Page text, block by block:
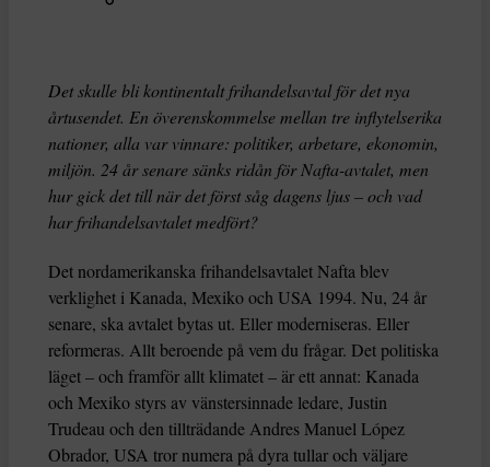
Det skulle bli kontinentalt frihandelsavtal för det nya
årtusendet. En överenskommelse mellan tre inflytelserika
nationer, alla var vinnare: politiker, arbetare, ekonomin,
miljön. 24 år senare sänks ridån för Nafta-avtalet, men
hur gick det till när det först såg dagens ljus – och vad
har frihandelsavtalet medfört?
Det nordamerikanska frihandelsavtalet Nafta blev
verklighet i Kanada, Mexiko och USA 1994. Nu, 24 år
senare, ska avtalet bytas ut. Eller moderniseras. Eller
reformeras. Allt beroende på vem du frågar. Det politiska
läget – och framför allt klimatet – är ett annat: Kanada
och Mexiko styrs av vänstersinnade ledare, Justin
Trudeau och den tillträdande Andres Manuel López
Obrador, USA tror numera på dyra tullar och väljare